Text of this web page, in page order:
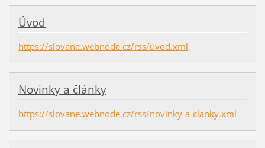
Úvod
https://slovane.webnode.cz/rss/uvod.xml
Novinky a články
https://slovane.webnode.cz/rss/novinky-a-clanky.xml